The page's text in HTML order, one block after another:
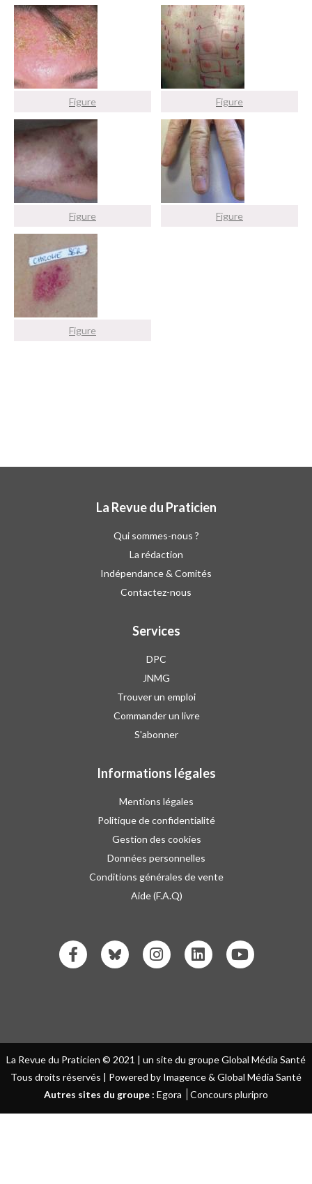
Figure Figure
Figure Figure
Figure
La Revue du Praticien
Qui sommes-nous ?
La rédaction
Indépendance & Comités
Contactez-nous
Services
DPC
JNMG
Trouver un emploi
Commander un livre
S'abonner
Informations légales
Mentions légales
Politique de confidentialité
Gestion des cookies
Données personnelles
Conditions générales de vente
Aide (F.A.Q)
La Revue du Praticien © 2021 | un site du groupe Global Média Santé
Tous droits réservés | Powered by Imagence & Global Média Santé
Autres sites du groupe : Egora Concours pluripro